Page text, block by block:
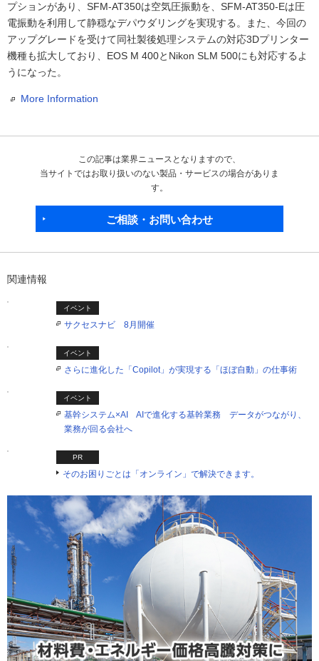
プションがあり、SFM-AT350は空気圧振動を、SFM-AT350-Eは圧
電振動を利用して静穏なデパウダリングを実現する。また、今回の
アップグレードを受けて同社製後処理システムの対応3Dプリンター
機種も拡大しており、EOS M 400とNikon SLM 500にも対応するよ
うになった。
More Information
この記事は業界ニュースとなりますので、
当サイトではお取り扱いのない製品・サービスの場合がありま
す。
ご相談・お問い合わせ
関連情報
イベント
サクセスナビ 8月開催
イベント
さらに進化した「Copilot」が実現する「ほぼ自動」の仕事術
イベント
基幹システム×AI AIで進化する基幹業務 データがつながり、
業務が回る会社へ
PR
そのお困りごとは「オンライン」で解決できます。